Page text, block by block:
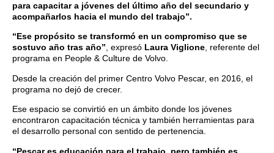
para capacitar a jóvenes del último año del secundario y
acompañarlos hacia el mundo del trabajo”.
“Ese propósito se transformó en un compromiso que se
sostuvo año tras año”, expresó Laura Viglione, referente del
programa en People & Culture de Volvo.
Desde la creación del primer Centro Volvo Pescar, en 2016, el
programa no dejó de crecer.
Ese espacio se convirtió en un ámbito donde los jóvenes
encontraron capacitación técnica y también herramientas para
el desarrollo personal con sentido de pertenencia.
“Pescar es educación para el trabajo, pero también es